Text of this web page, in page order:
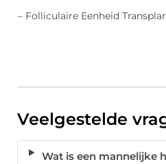
– Folliculaire Eenheid
Veelgestelde
Wat is een mannelijke